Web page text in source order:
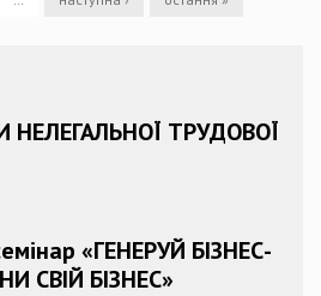
НЕЛЕГАЛЬНОЇ ТРУДОВОЇ
«ГЕНЕРУЙ БІЗНЕС-
СВІЙ БІЗНЕС»